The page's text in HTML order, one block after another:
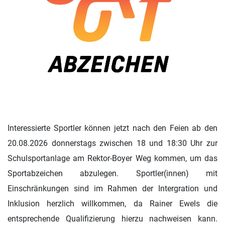
Interessierte Sportler können jetzt nach den Feien ab den
20.08.2026 donnerstags zwischen 18 und 18:30 Uhr zur
Schulsportanlage am Rektor-Boyer Weg kommen, um das
Sportabzeichen abzulegen. Sportler(innen) mit
Einschränkungen sind im Rahmen der Intergration und
Inklusion herzlich willkommen, da Rainer Ewels die
entsprechende Qualifizierung hierzu nachweisen kann.